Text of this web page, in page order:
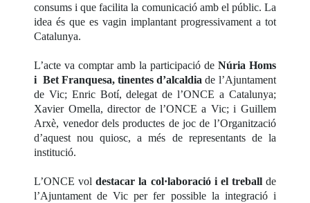
consums i que facilita la comunicació amb el públic. La
idea és que es vagin implantant progressivament a tot
Catalunya.
L’acte va comptar amb la participació de Núria Homs
i Bet Franquesa, tinentes d’alcaldia de l’Ajuntament
de Vic; Enric Botí, delegat de l’ONCE a Catalunya;
Xavier Omella, director de l’ONCE a Vic; i Guillem
Arxè, venedor dels productes de joc de l’Organització
d’aquest nou quiosc, a més de representants de la
institució.
L’ONCE voldestacar la col·laboració i el treballde
l’Ajuntament de Vic per fer possible la integració i